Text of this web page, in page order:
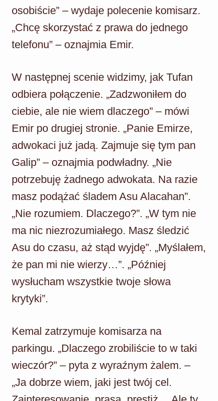
osobiście” – wydaje polecenie komisarz.
„Chcę skorzystać z prawa do jednego
telefonu” – oznajmia Emir.
W następnej scenie widzimy, jak Tufan
odbiera połączenie. „Zadzwoniłem do
ciebie, ale nie wiem dlaczego” – mówi
Emir po drugiej stronie. „Panie Emirze,
adwokaci już jadą. Zajmuje się tym pan
Galip” – oznajmia podwładny. „Nie
potrzebuję żadnego adwokata. Na razie
masz podążać śladem Asu Alacahan”.
„Nie rozumiem. Dlaczego?”. „W tym nie
ma nic niezrozumiałego. Masz śledzić
Asu do czasu, aż stąd wyjdę”. „Myślałem,
że pan mi nie wierzy…”. „Później
wysłucham wszystkie twoje słowa
krytyki”.
Kemal zatrzymuje komisarza na
parkingu. „Dlaczego zrobiliście to w taki
wieczór?” – pyta z wyraźnym żalem. –
„Ja dobrze wiem, jaki jest twój cel.